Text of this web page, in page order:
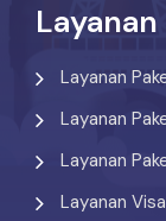
Layanan
Layanan
Layanan
Layanan
Layanan Visa